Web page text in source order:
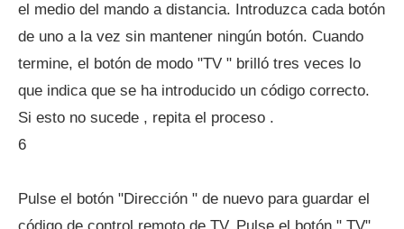
el medio del mando a distancia. Introduzca cada botón
de uno a la vez sin mantener ningún botón. Cuando
termine, el botón de modo "TV " brilló tres veces lo
que indica que se ha introducido un código correcto.
Si esto no sucede , repita el proceso .
6
Pulse el botón "Dirección " de nuevo para guardar el